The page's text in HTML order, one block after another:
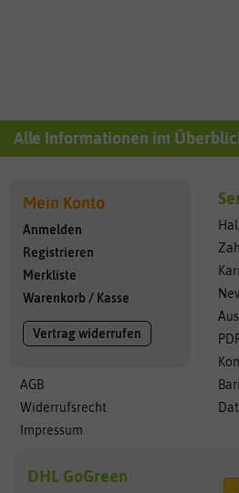
Alle Informationen im
Mein Konto
Anmelden
Registrieren
Merkliste
Warenkorb / Kasse
Vertrag widerrufen
AGB
Widerrufsrecht
Impressum
DHL GoGreen